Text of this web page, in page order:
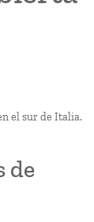
el sur de Italia.
de